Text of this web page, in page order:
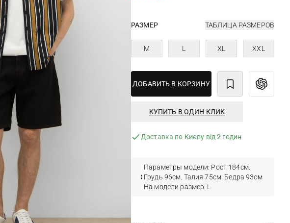
РАЗМЕР ТАБЛИЦА РАЗМЕРОВ
M L XL XXL
ДОБАВИТЬ В КОРЗИНУ
КУПИТЬ В ОДИН КЛИК
Доставка по Києву від 2 годин
Параметры модели: Рост 184см.
Грудь 96см. Талия 75см. Бедра 93см
На модели размер: L